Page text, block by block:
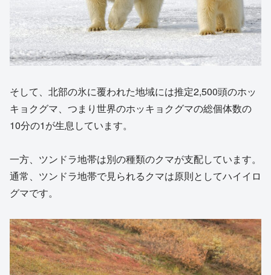
そして、北部の氷に覆われた地域には推定2,500頭のホッ
キョクグマ、つまり世界のホッキョクグマの総個体数の
10分の1が生息しています。
一方、ツンドラ地帯は別の種類のクマが支配しています。
通常、ツンドラ地帯で見られるクマは原則としてハイイロ
グマです。